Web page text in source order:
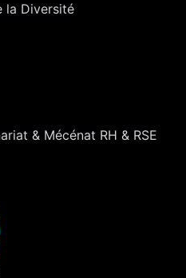
la Diversité
& Mécénat RH & RSE